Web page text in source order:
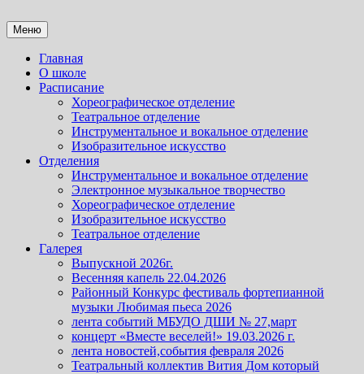
к
содержимому
Детская школа искусств №27
Детская школа искусств №27
Меню
Главная
О школе
Расписание
Хореографическое отделение
Театральное отделение
Инструментальное и вокальное отделение
Изобразительное искусство
Отделения
Инструментальное и вокальное отделение
Электронное музыкальное творчество
Хореографическое отделение
Изобразительное искусство
Театральное отделение
Галерея
Выпускной 2026г.
Весенняя капель 22.04.2026
Районный Конкурс фестиваль фортепианной
музыки Любимая пьеса 2026
лента событий МБУДО ДШИ № 27,март
концерт «Вместе веселей!» 19.03.2026 г.
лента новостей,события февраля 2026
Театральный коллектив Вития Дом который